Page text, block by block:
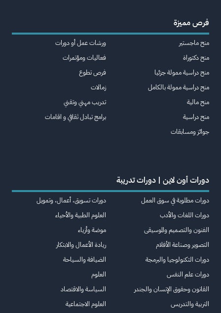
فرص مميزة
منح ماجستير
منح دكتوراة
منح دراسية ممولة جزئيا
منح دراسية ممولة بالكامل
منح مالية
منح دراسية
جوائز ومسابقات
ورشات عمل أو دورات
فعاليات ومؤتمرات
فرص تطوع
زمالات
تدريب مهني وتقني
برامج تبادل ثقافي و اقامات
دورات أون لاين | دورات تدريبة
دورات مطلوبة في سوق العمل
دورات اللغات والأدب
الفنون والتصميم والموسيقى
التصوير وصناعة الأفلام
دورات التكنولوجيا والبرمجة
دورات علم النفس
القانون وحقوق الإنسان والجندر
التربية والتدريس
دورات تسويق، أعمال، وتمويل
العلوم الطبية والأحياء
موضة وأزياء
ريادة الأعمال والابتكار
الضيافة والسياحة
العلوم
السياسة والاقتصاد
العلوم الاجتماعية